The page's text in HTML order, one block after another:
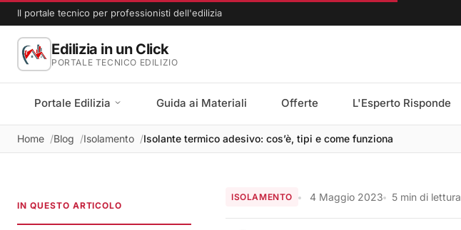
Il portale tecnico per professionisti dell'edilizia
Edilizia in un Click
PORTALE TECNICO EDILIZIO
Portale Edilizia Guida ai Materiali Offerte L'Esperto Risponde
Home Blog Isolamento Isolante termico adesivo: cos’è, tipi e come funziona
IN QUESTO ARTICOLO
ISOLAMENTO 4 Maggio 2023 5 min di lettura